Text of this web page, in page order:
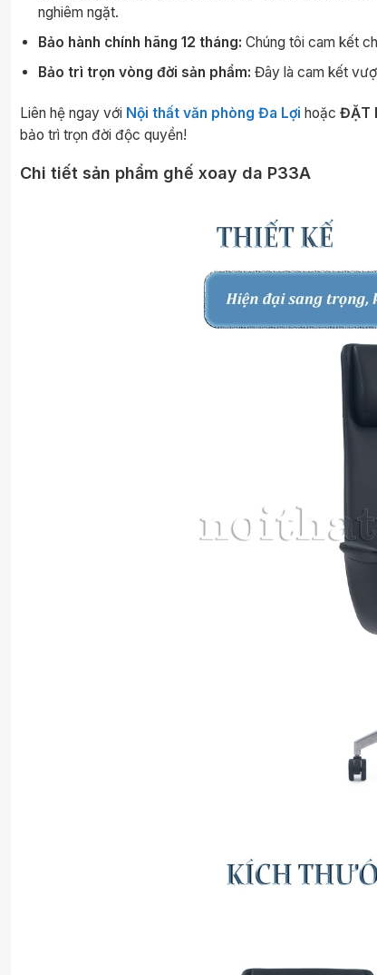
nghiêm ngặt.
Bảo hành chính hãng 12 tháng: Chúng tôi cam kết
Bảo trì trọn vòng đời sản phẩm: Đây là cam kết
Liên hệ ngay với Nội thất văn phòng Đa Lợi hoặc ĐẶT
bảo trì trọn đời độc quyền!
Chi tiết sản phẩm ghế xoay da P33A